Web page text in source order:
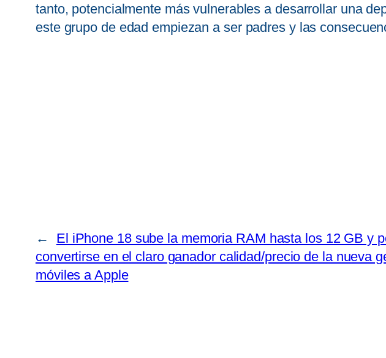
tanto, potencialmente más vulnerables a desarrollar una
este grupo de edad empiezan a ser padres y las
←
El iPhone 18 sube la memoria RAM hasta los 12 GB y
convertirse en el claro ganador calidad/precio de la nueva
móviles a Apple